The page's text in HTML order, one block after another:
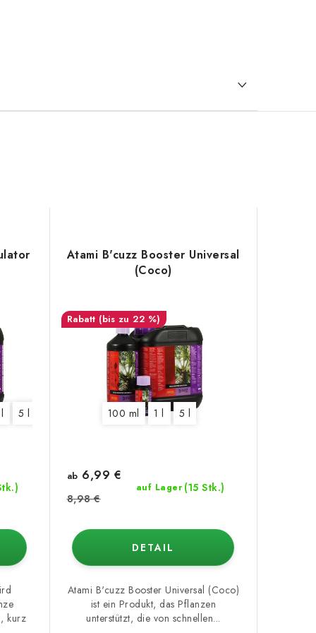
5 l
kurz
Atami B'cuzz Booster Universal
(Coco)
(bis zu 22 %)
100 ml 1 l 5 l
auf Lager (15 Stk.)
ab 6,99 €
8,98 €
DETAIL
Atami B'cuzz Booster Universal (Coco)
ist ein Produkt, das Pflanzen
unterstützt, die von schnellen...